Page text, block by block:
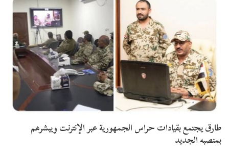
طارق يجتمع بقيادات حراس الجمهورية عبر الإنترنت ويبشرهم
بمنصبه الجديد